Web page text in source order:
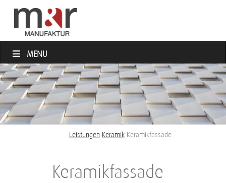
MENU
Leistungen Keramik Keramikfassade
Keramikfassade